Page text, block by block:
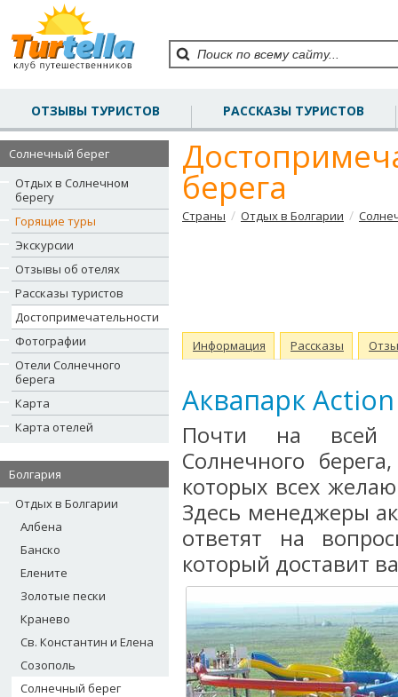
ОТЗЫВЫ ТУРИСТОВ РАССКАЗЫ ТУРИСТОВ
Солнечный берег
Отдых в Солнечном
берегу
Горящие туры
Экскурсии
Отзывы об отелях
Рассказы туристов
Достопримечательности
Фотографии
Отели Солнечного
берега
Карта
Карта отелей
Болгария
Отдых в Болгарии
Албена
Банско
Елените
Золотые пески
Кранево
Св. Константин и Елена
Созополь
Солнечный берег
берега
Страны / Отдых в Болгарии /
Информация Рассказы
Аквапарк
Почти на всей
Солнечного
которых всех
Здесь менеджеры
ответят на
который доставит